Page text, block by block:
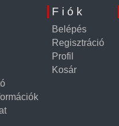
Fiók
Belépés
Regisztráció
Profil
Kosár